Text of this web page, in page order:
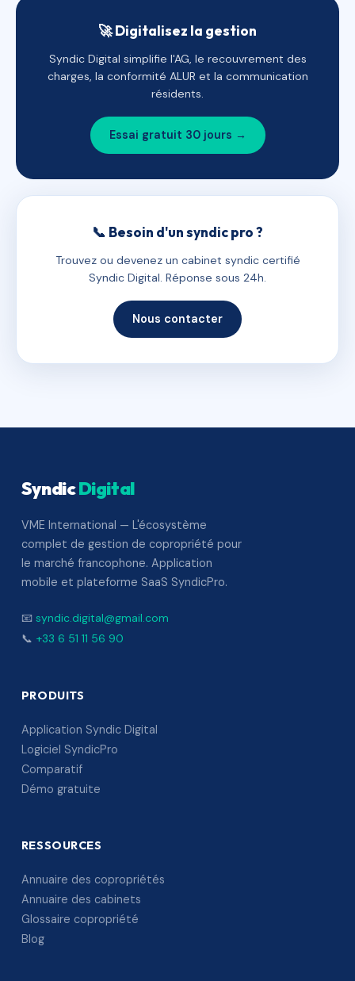
🚀 Digitalisez la gestion
Syndic Digital simplifie l'AG, le recouvrement des
charges, la conformité ALUR et la communication
résidents.
Essai gratuit 30 jours →
📞 Besoin d'un syndic pro ?
Trouvez ou devenez un cabinet syndic certifié
Syndic Digital. Réponse sous 24h.
Nous contacter
SyndicDigital
VME International — L'écosystème
complet de gestion de copropriété pour
le marché francophone. Application
mobile et plateforme SaaS SyndicPro.
📧 syndic.digital@gmail.com
📞 +33 6 51 11 56 90
PRODUITS
Application Syndic Digital
Logiciel SyndicPro
Comparatif
Démo gratuite
RESSOURCES
Annuaire des copropriétés
Annuaire des cabinets
Glossaire copropriété
Blog